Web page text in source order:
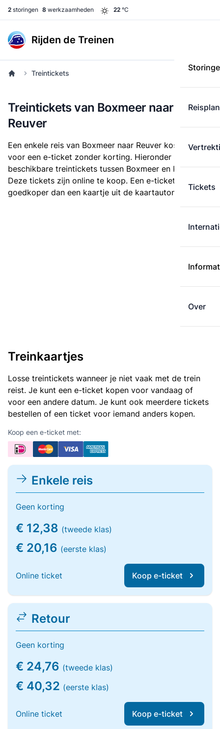
2 storingen 8 werkzaamheden 22 °C
Rijden de Treinen
Tickets
Over
Treintickets
Treintickets van Boxmeer naar
Reuver
Een enkele reis van Boxmeer naar Reuver kost
€ 12,38
voor een e-ticket zonder korting. Hieronder staan alle
beschikbare treintickets tussen Boxmeer en Reuver.
Deze tickets zijn online te koop. Een e-ticket is altijd
goedkoper dan een kaartje uit de kaartautomaat.
Treinkaartjes
Losse treintickets wanneer je niet vaak met de trein
reist. Je kunt een e-ticket kopen voor vandaag of
voor een andere datum. Je kunt ook meerdere tickets
bestellen of een ticket voor iemand anders kopen.
Koop een e-ticket met:
Enkele reis
Geen korting
€ 12,38 (tweede klas)
€ 20,16 (eerste klas)
Online ticket Koop e-ticket
Retour
Geen korting
€ 24,76 (tweede klas)
€ 40,32 (eerste klas)
Online ticket Koop e-ticket